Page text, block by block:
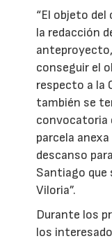
“El objeto
la redacción
conseguir el
respecto a la
también se
convocatoria
parcela
descanso
Santiago que
Viloria”.
Durante los
los